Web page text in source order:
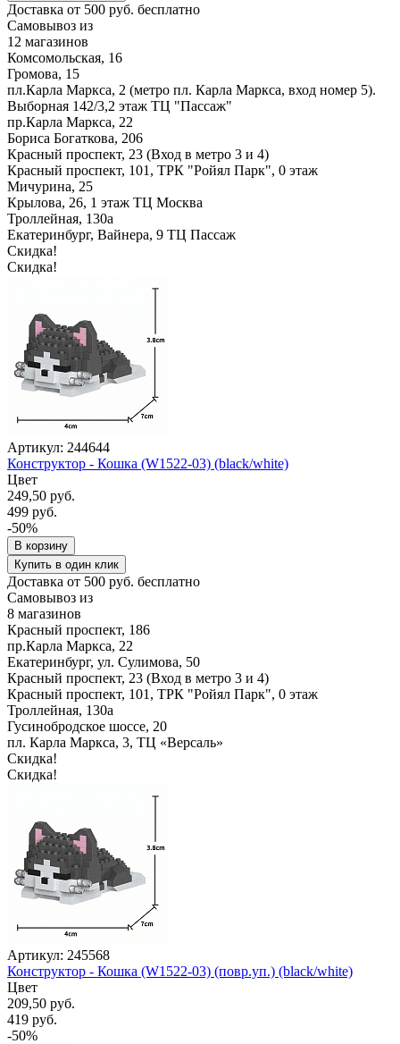
Доставка от 500 руб. бесплатно
Самовывоз из
12 магазинов
Комсомольская, 16
Громова, 15
пл.Карла Маркса, 2 (метро пл. Карла Маркса, вход номер 5).
Выборная 142/3,2 этаж ТЦ "Пассаж"
пр.Карла Маркса, 22
Бориса Богаткова, 206
Красный проспект, 23 (Вход в метро 3 и 4)
Красный проспект, 101, ТРК "Ройял Парк", 0 этаж
Мичурина, 25
Крылова, 26, 1 этаж ТЦ Москва
Троллейная, 130а
Екатеринбург, Вайнера, 9 ТЦ Пассаж
Скидка!
Скидка!
Артикул: 244644
Конструктор - Кошка (W1522-03) (black/white)
Цвет
249,50 руб.
499 руб.
-50%
В корзину
Купить в один клик
Доставка от 500 руб. бесплатно
Самовывоз из
8 магазинов
Красный проспект, 186
пр.Карла Маркса, 22
Екатеринбург, ул. Сулимова, 50
Красный проспект, 23 (Вход в метро 3 и 4)
Красный проспект, 101, ТРК "Ройял Парк", 0 этаж
Троллейная, 130а
Гусинобродское шоссе, 20
пл. Карла Маркса, 3, ТЦ «Версаль»
Скидка!
Скидка!
Артикул: 245568
Конструктор - Кошка (W1522-03) (повр.уп.) (black/white)
Цвет
209,50 руб.
419 руб.
-50%